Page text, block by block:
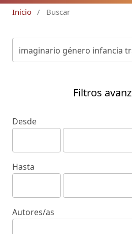
Inicio / Buscar
Filtros
Desde
Hasta
Autores/as